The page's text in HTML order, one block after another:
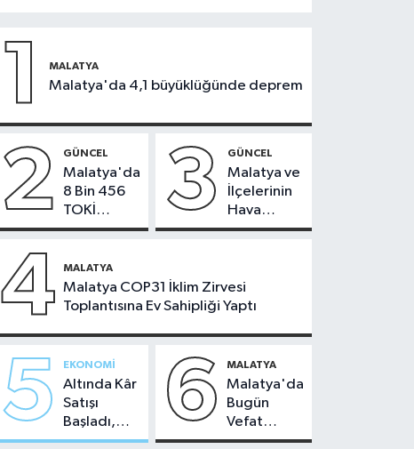
1 MALATYA
Malatya'da 4,1 büyüklüğünde deprem
2 GÜNCEL
Malatya'da
8 Bin 456
TOKİ
Konutunun
Bugün
Çekiliyor
3 GÜNCEL
Malatya ve
İlçelerinin
Hava
Durumu -
2026
4 MALATYA
Malatya COP31 İklim Zirvesi
Toplantısına Ev Sahipliği Yaptı
5 EKONOMI
Altında Kâr
Satışı
Başladı,
Malatya'da
6 MALATYA
Malatya'da
Bugün
Vefat
Edenler -